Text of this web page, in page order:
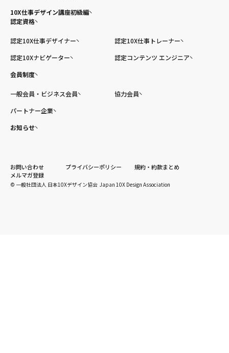
10X仕事デザイン講座初級編
認定資格
認定10X仕事デザイナー
認定10X仕事トレーナー
認定10Xナビゲーター
認定コンテンツ エンジニア
会員制度
一般会員・ビジネス会員
協力会員
パートナー企業
お知らせ
© 一般社団法人 日本10Xデザイン協会 Japan 10X Design Association
お問い合わせ プライバシーポリシー
規約・約款まとめ
メルマガ登録